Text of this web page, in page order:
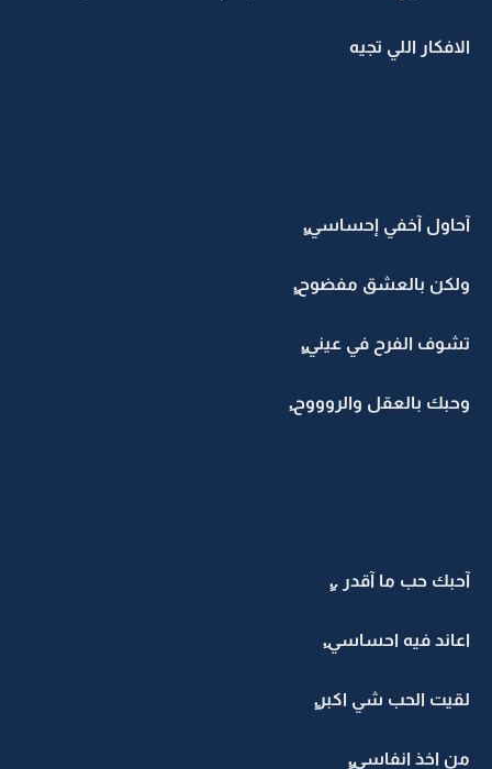
الافكار اللي تجيه
آحاول آخفي إحساسي.ِِ
ولكن بالعشق مفضوح.ِِ
تشوف الفرح في عيني.ِِ
وحبك بالعقل والروووح.ِ
آحبك حب ما آقدر ..ِِ
اعاند فيه احساسي.ِ
لقيت الحب شي اكبر.ِِ
من اخذ انفاسي.ِِ